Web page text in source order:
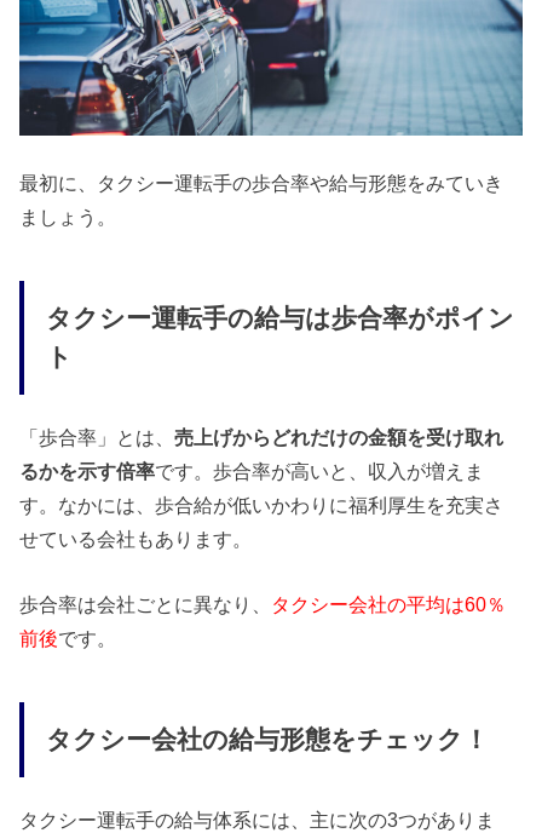
最初に、タクシー運転手の歩合率や給与形態をみていき
ましょう。
タクシー運転手の給与は歩合率がポイン
ト
「歩合率」とは、売上げからどれだけの金額を受け取れ
るかを示す倍率です。歩合率が高いと、収入が増えま
す。なかには、歩合給が低いかわりに福利厚生を充実さ
せている会社もあります。
歩合率は会社ごとに異なり、 タクシー会社の平均は60％
前後です。
タクシー会社の給与形態をチェック！
タクシー運転手の給与体系には、主に次の3つがありま